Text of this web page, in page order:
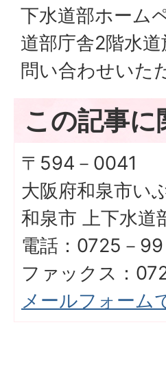
下水道部ホーム
道部庁舎2階水
問い合わせいた
この記事
〒594－0041
大阪府和泉市い
和泉市 上下水道
電話：0725－99
ファックス：
メールフォーム